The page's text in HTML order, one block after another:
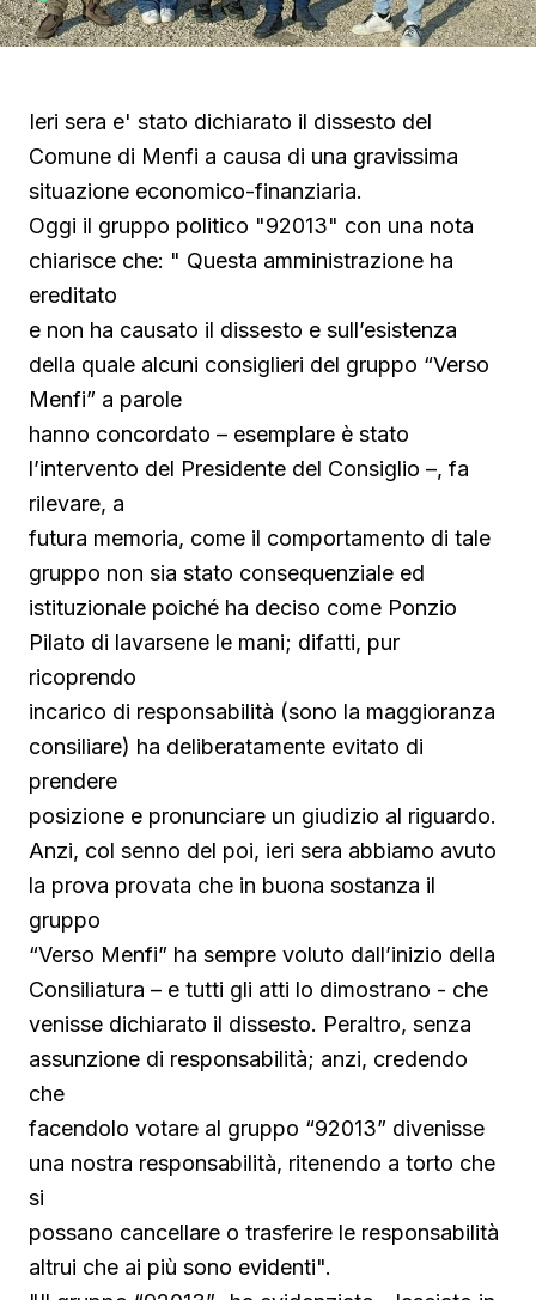
Ieri sera e' stato dichiarato il dissesto del
Comune di Menfi a causa di una gravissima
situazione economico-finanziaria.
Oggi il gruppo politico "92013" con una nota
chiarisce che: " Questa amministrazione ha
ereditato
e non ha causato il dissesto e sull’esistenza
della quale alcuni consiglieri del gruppo “Verso
Menfi” a parole
hanno concordato – esemplare è stato
l’intervento del Presidente del Consiglio –, fa
rilevare, a
futura memoria, come il comportamento di tale
gruppo non sia stato consequenziale ed
istituzionale poiché ha deciso come Ponzio
Pilato di lavarsene le mani; difatti, pur
ricoprendo
incarico di responsabilità (sono la maggioranza
consiliare) ha deliberatamente evitato di
prendere
posizione e pronunciare un giudizio al riguardo.
Anzi, col senno del poi, ieri sera abbiamo avuto
la prova provata che in buona sostanza il
gruppo
“Verso Menfi” ha sempre voluto dall’inizio della
Consiliatura – e tutti gli atti lo dimostrano - che
venisse dichiarato il dissesto. Peraltro, senza
assunzione di responsabilità; anzi, credendo
che
facendolo votare al gruppo “92013” divenisse
una nostra responsabilità, ritenendo a torto che
si
possano cancellare o trasferire le responsabilità
altrui che ai più sono evidenti".